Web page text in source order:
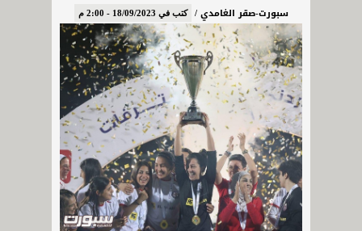
سبورت-صقر الغامدي / كتب في 18/09/2023 - 2:00 م